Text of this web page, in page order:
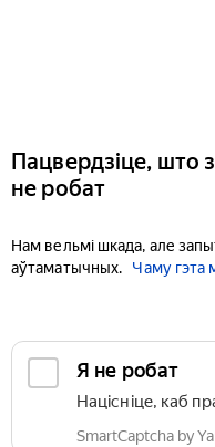
Пацвердзіце, што
не робат
Нам вельмі шкада, але
аўтаматычных.
Чаму гэта
Я не робат
Націсніце, каб
SmartCaptcha by